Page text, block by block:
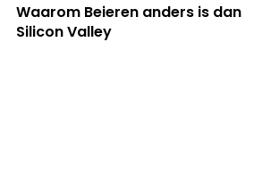
Waarom Beieren anders is dan
Silicon Valley